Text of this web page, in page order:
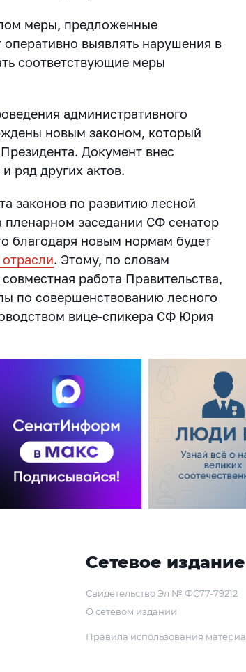
меры, предложенные
выявлять нарушения в
соответствующие меры
административного
новым законом, который
Документ внес
ряд других актов.
законов по развитию лесной
пленарном заседании СФ сенатор
благодаря новым нормам будет
. Этому, по словам
работа Правительства,
по совершенствованию лесного
вице-спикера СФ Юрия
Сетевое
Свидетельство Эл № ФС77-79212
О сетевом издании
Правила использования